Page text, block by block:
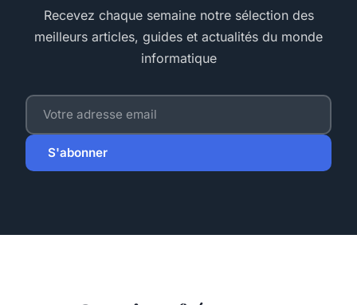
Recevez chaque semaine notre sélection des
meilleurs articles, guides et actualités du monde
informatique
S'abonner